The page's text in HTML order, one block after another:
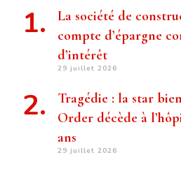
La société de
compte d’épargne
d’intérêt
29 juillet 2026
Tragédie : la star
Order décède à
ans
29 juillet 2026